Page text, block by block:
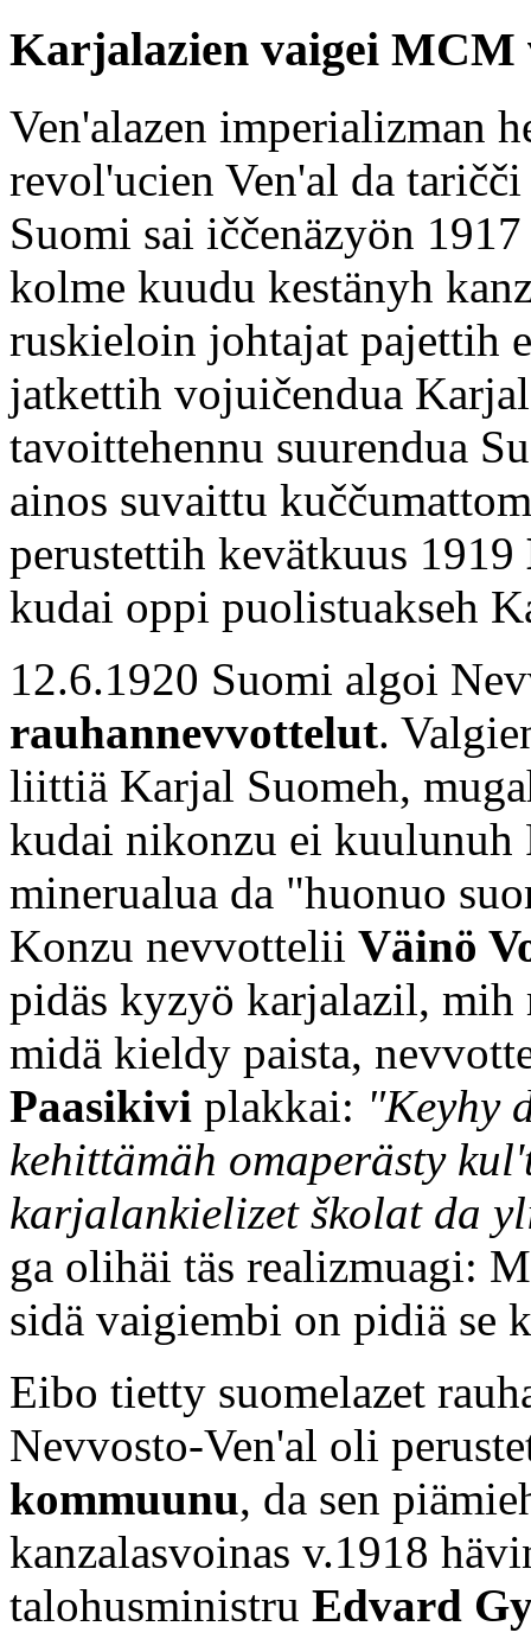
Karjalazien vaigei MCM
Ven'alazen imperializman
revol'ucien Ven'al da
Suomi sai iččenäzyön
kolme kuudu kestänyh
ruskieloin johtajat pajettih
jatkettih vojuičendua
tavoittehennu suurendua
ainos suvaittu
perustettih kevätkuus 1919
kudai oppi puolistuakseh
12.6.1920 Suomi algoi
rauhannevvottelut.
liittiä Karjal Suomeh,
kudai nikonzu ei kuulunuh
minerualua da "huonuo
Konzu nevvottelii Väinö
pidäs kyzyö karjalazil, mih
midä kieldy paista,
Paasikivi plakkai: "Keyhy
kehittämäh omaperästy
karjalankielizet školat da
ga olihäi täs realizmuagi:
sidä vaigiembi on pidiä se
Eibo tietty suomelazet
Nevvosto-Ven'al oli
kommuunu, da sen
kanzalasvoinas v.1918
talohusministru Edvard